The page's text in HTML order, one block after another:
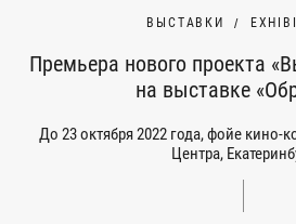
ВЫСТАВКИ
Премьера нового проекта
на выставке
До 23 октября 2022 года, фойе кино-
Центра,